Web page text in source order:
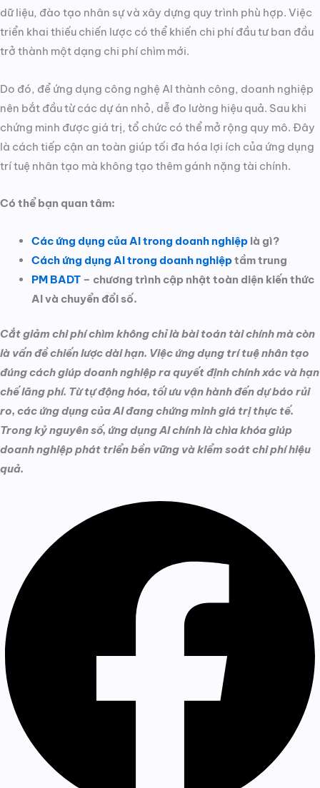
dữ liệu, đào tạo nhân sự và xây dựng quy trình phù hợp. Việc
triển khai thiếu chiến lược có thể khiến chi phí đầu tư ban đầu
trở thành một dạng chi phí chìm mới.
Do đó, để ứng dụng công nghệ AI thành công, doanh nghiệp
nên bắt đầu từ các dự án nhỏ, dễ đo lường hiệu quả. Sau khi
chứng minh được giá trị, tổ chức có thể mở rộng quy mô. Đây
là cách tiếp cận an toàn giúp tối đa hóa lợi ích của ứng dụng
trí tuệ nhân tạo mà không tạo thêm gánh nặng tài chính.
Có thể bạn quan tâm:
Các ứng dụng của AI trong doanh nghiệp là gì?
Cách ứng dụng AI trong doanh nghiệptầm trung
PM BADT– chương trình cập nhật toàn diện kiến thức
AI và chuyển đổi số.
Cắt giảm chi phí chìm không chỉ là bài toán tài chính mà còn
là vấn đề chiến lược dài hạn. Việc ứng dụng trí tuệ nhân tạo
đúng cách giúp doanh nghiệp ra quyết định chính xác và hạn
chế lãng phí. Từ tự động hóa, tối ưu vận hành đến dự báo rủi
ro, các ứng dụng của AI đang chứng minh giá trị thực tế.
Trong kỷ nguyên số, ứng dụng AI chính là chìa khóa giúp
doanh nghiệp phát triển bền vững và kiểm soát chi phí hiệu
quả.